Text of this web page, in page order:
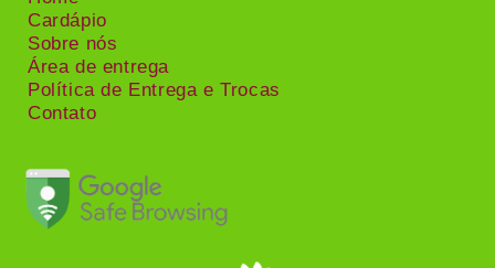
Cardápio
Sobre nós
Área de entrega
Política de Entrega e Trocas
Contato